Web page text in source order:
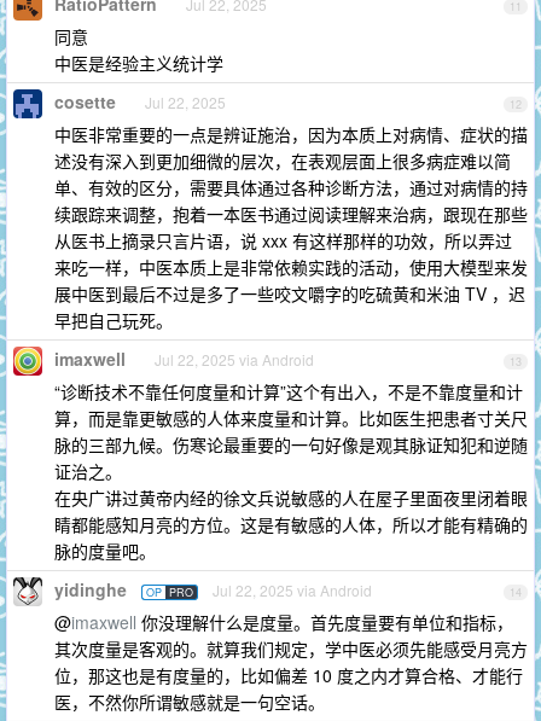
11
Jul 22, 2025
同意
中医是经验主义统计学
12
cosette Jul 22, 2025
中医非常重要的一点是辨证施治，因为本质上对病情、症状的描
述没有深入到更加细微的层次，在表观层面上很多病症难以简
单、有效的区分，需要具体通过各种诊断方法，通过对病情的持
续跟踪来调整，抱着一本医书通过阅读理解来治病，跟现在那些
从医书上摘录只言片语，说 xxx 有这样那样的功效，所以弄过
来吃一样，中医本质上是非常依赖实践的活动，使用大模型来发
展中医到最后不过是多了一些咬文嚼字的吃硫黄和米油 TV ，迟
早把自己玩死。
13
imaxwell Jul 22, 2025 via Android
“诊断技术不靠任何度量和计算”这个有出入，不是不靠度量和计
算，而是靠更敏感的人体来度量和计算。比如医生把患者寸关尺
脉的三部九候。伤寒论最重要的一句好像是观其脉证知犯和逆随
证治之。
在央广讲过黄帝内经的徐文兵说敏感的人在屋子里面夜里闭着眼
睛都能感知月亮的方位。这是有敏感的人体，所以才能有精确的
脉的度量吧。
14
yidinghe OP PRO Jul 22, 2025 via Android
@imaxwell 你没理解什么是度量。首先度量要有单位和指标，
其次度量是客观的。就算我们规定，学中医必须先能感受月亮方
位，那这也是有度量的，比如偏差 10 度之内才算合格、才能行
医，不然你所谓敏感就是一句空话。